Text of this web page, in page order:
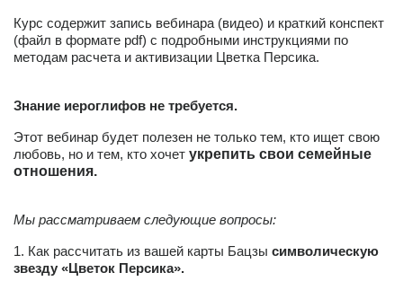
Курс содержит запись вебинара (видео) и краткий конспект
(файл в формате pdf) с подробными инструкциями по
методам расчета и активизации Цветка Персика.
Знание иероглифов не требуется.
Этот вебинар будет полезен не только тем, кто ищет свою
любовь, но и тем, кто хочет укрепить свои семейные
отношения.
Мы рассматриваем следующие вопросы:
1. Как рассчитать из вашей карты Бацзы символическую
звезду «Цветок Персика».